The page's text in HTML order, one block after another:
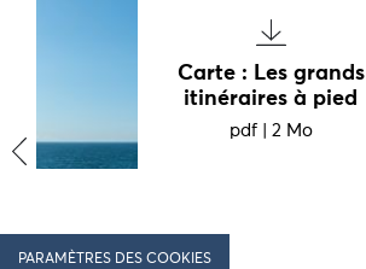
Carte : Les grands
itinéraires à pied
pdf| 2 Mo
‹
PARAMÈTRES DES COOKIES